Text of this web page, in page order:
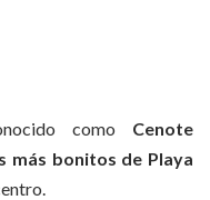
como Cenote
más bonitos de Playa